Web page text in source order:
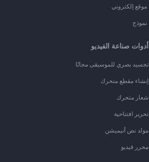
موقع إلكتروني
نموذج
أدوات صناعة الفيديو
تجسيد بصري للموسيقى مجانًا
إنشاء مقطع متحرك
شعار متحرك
تحرير افتتاحية
مولد نص أنيميشن
محرر فيديو